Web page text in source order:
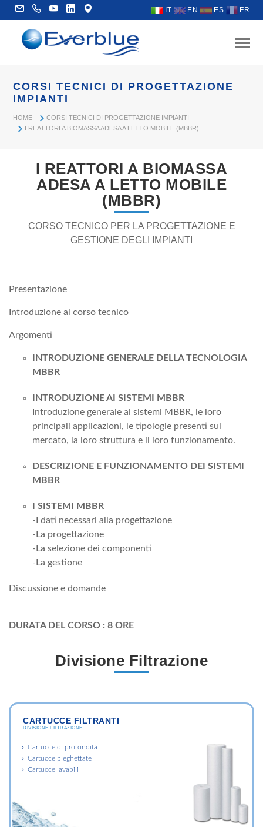
IT EN ES FR
CORSI TECNICI DI PROGETTAZIONE
IMPIANTI
HOME
CORSI TECNICI DI PROGETTAZIONE IMPIANTI
I REATTORI A BIOMASSA ADESA A LETTO MOBILE (MBBR)
I REATTORI A BIOMASSA
ADESA A LETTO MOBILE
(MBBR)
CORSO TECNICO PER LA PROGETTAZIONE E
GESTIONE DEGLI IMPIANTI
Presentazione
Introduzione al corso tecnico
Argomenti
INTRODUZIONE GENERALE DELLA TECNOLOGIA
MBBR
INTRODUZIONE AI SISTEMI MBBR
Introduzione generale ai sistemi MBBR, le loro
principali applicazioni, le tipologie presenti sul
mercato, la loro struttura e il loro funzionamento.
DESCRIZIONE E FUNZIONAMENTO DEI SISTEMI
MBBR
I SISTEMI MBBR
-I dati necessari alla progettazione
-La progettazione
-La selezione dei componenti
-La gestione
Discussione e domande
DURATA DEL CORSO : 8 ORE
Divisione Filtrazione
CARTUCCE FILTRANTI
DIVISIONE FILTRAZIONE
Cartucce di profondità
Cartucce pieghettate
Cartucce lavabili